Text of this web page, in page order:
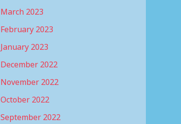
March 2023
February 2023
January 2023
December 2022
November 2022
October 2022
September 2022